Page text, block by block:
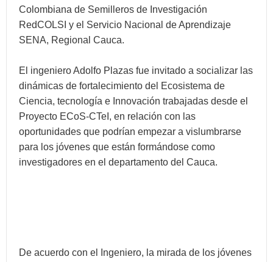
Colombiana de Semilleros de Investigación
RedCOLSI y el Servicio Nacional de Aprendizaje
SENA, Regional Cauca.
El ingeniero Adolfo Plazas fue invitado a socializar las
dinámicas de fortalecimiento del Ecosistema de
Ciencia, tecnología e Innovación trabajadas desde el
Proyecto ECoS-CTeI, en relación con las
oportunidades que podrían empezar a vislumbrarse
para los jóvenes que están formándose como
investigadores en el departamento del Cauca.
De acuerdo con el Ingeniero, la mirada de los jóvenes